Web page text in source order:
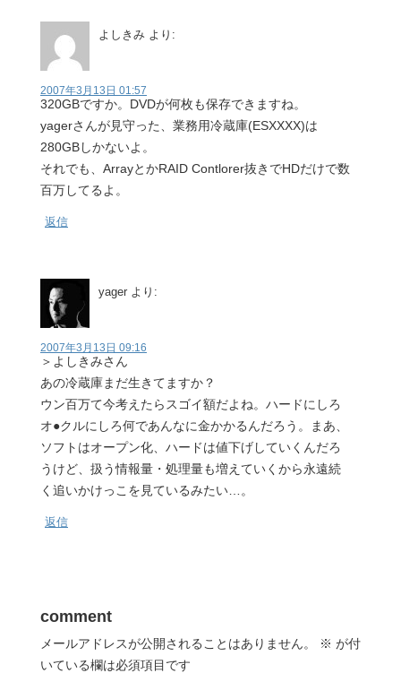
よしきみ より:
2007年3月13日 01:57
320GBですか。DVDが何枚も保存できますね。
yagerさんが見守った、業務用冷蔵庫(ESXXXX)は
280GBしかないよ。
それでも、ArrayとかRAID Contlorer抜きでHDだけで数
百万してるよ。
返信
yager より:
2007年3月13日 09:16
＞よしきみさん
あの冷蔵庫まだ生きてますか？
ウン百万て今考えたらスゴイ額だよね。ハードにしろ
オ●クルにしろ何であんなに金かかるんだろう。まあ、
ソフトはオープン化、ハードは値下げしていくんだろ
うけど、扱う情報量・処理量も増えていくから永遠続
く追いかけっこを見ているみたい…。
返信
comment
メールアドレスが公開されることはありません。 ※ が付
いている欄は必須項目です